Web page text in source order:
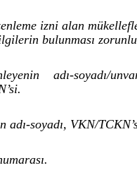
izni alan
bulunması
adı-soyadı/
adı-soyadı, VKN/